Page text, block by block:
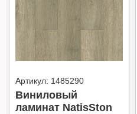
Артикул: 1485290
Виниловый
ламинат NatisSton